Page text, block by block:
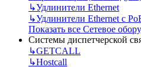
↳Удлинители Ethernet
↳Удлинители Ethernet с
Показать все Сетевое
Системы диспетчерской
↳GETCALL
↳Hostcall